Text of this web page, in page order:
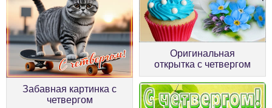
Забавная картинка с
четвергом
Оригинальная
открытка с четвергом